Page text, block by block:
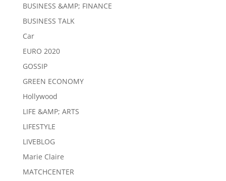
BUSINESS &AMP; FINANCE
BUSINESS TALK
Car
EURO 2020
GOSSIP
GREEN ECONOMY
Hollywood
LIFE &AMP; ARTS
LIFESTYLE
LIVEBLOG
Marie Claire
MATCHCENTER